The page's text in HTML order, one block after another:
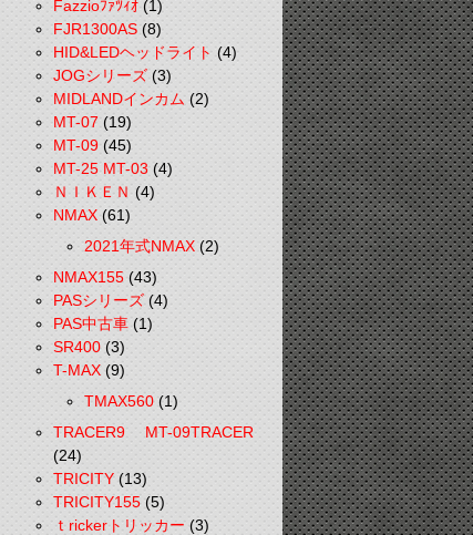
Fazzioﾌｧﾂｨｵ(1)
FJR1300AS(8)
HID&LEDヘッドライト(4)
JOGシリーズ(3)
MIDLANDインカム(2)
MT-07(19)
MT-09 (45)
MT-25 MT-03(4)
ＮＩＫＥＮ(4)
NMAX(61)
2021年式NMAX(2)
NMAX155(43)
PASシリーズ(4)
PAS中古車(1)
SR400(3)
T-MAX(9)
TMAX560(1)
TRACER9 MT-09TRACER
(24)
TRICITY(13)
TRICITY155(5)
ｔrickerトリッカー(3)